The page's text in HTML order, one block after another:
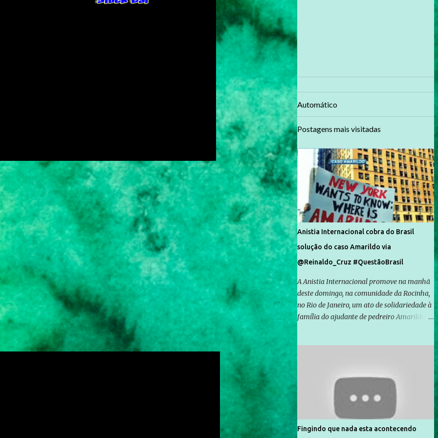
Automático
Postagens mais visitadas
Anistia Internacional cobra do Brasil
solução do caso Amarildo via
@Reinaldo_Cruz #QuestãoBrasil
A Anistia Internacional promove na manhã
deste domingo, na comunidade da Rocinha,
no Rio de Janeiro, um ato de solidariedade à
família do ajudante de pedreiro Amarildo de
Rocinha. A assessora de Direitos Humanos
da Anistia Internacional, Renata Neder, disse
à Agência Brasil que ações e atividades de
mobilização são feitas normalmente pela
organização não governamental. As ações
de solidariedade são promovidas em apoio
Fingindo que nada esta acontecendo